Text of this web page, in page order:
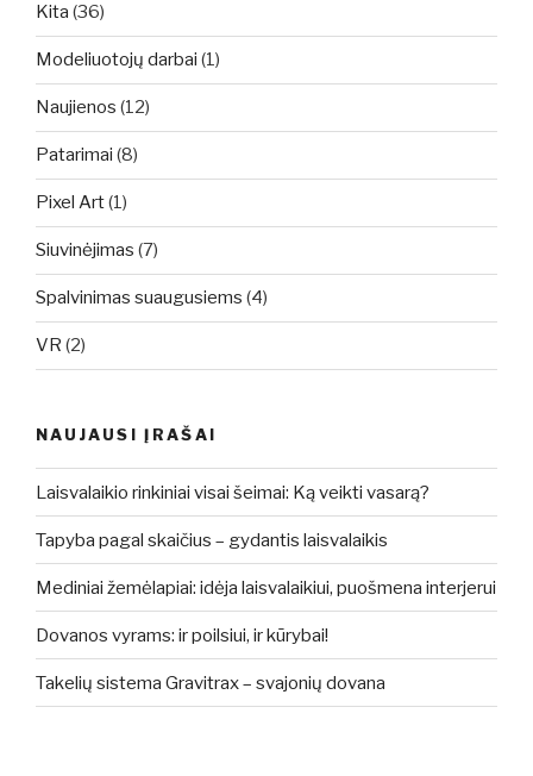
Kita (36)
Modeliuotojų darbai (1)
Naujienos (12)
Patarimai (8)
Pixel Art(1)
Siuvinėjimas (7)
Spalvinimas suaugusiems (4)
VR (2)
NAUJAUSI ĮRAŠAI
Laisvalaikio rinkiniai visai šeimai: Ką veikti vasarą?
Tapyba pagal skaičius – gydantis laisvalaikis
Mediniai žemėlapiai: idėja laisvalaikiui, puošmena interjerui
Dovanos vyrams: ir poilsiui, ir kūrybai!
Takelių sistema Gravitrax – svajonių dovana